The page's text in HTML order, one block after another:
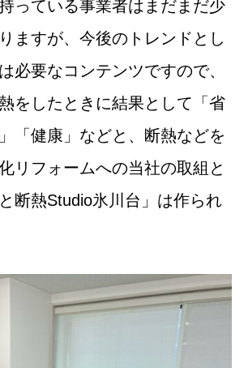
っている事業者はまだまだ少
ますが、今後のトレンドとし
必要なコンテンツですので、
をしたときに結果として「省
「健康」などと、断熱などを
リフォームへの当社の取組と
断熱Studio氷川台」は作られ